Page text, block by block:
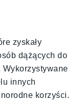
zyskały
dążących do
innych
korzyści.